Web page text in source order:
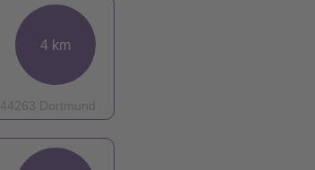
4 km
44263 Dortmund